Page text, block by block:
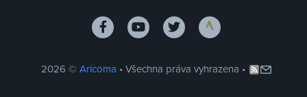
2026 © Aricoma • Všechna práva vyhrazena •